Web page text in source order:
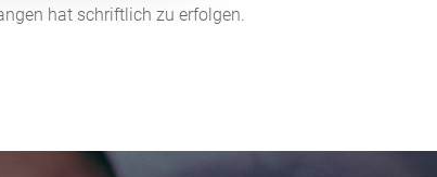
hat schriftlich zu erfolgen.